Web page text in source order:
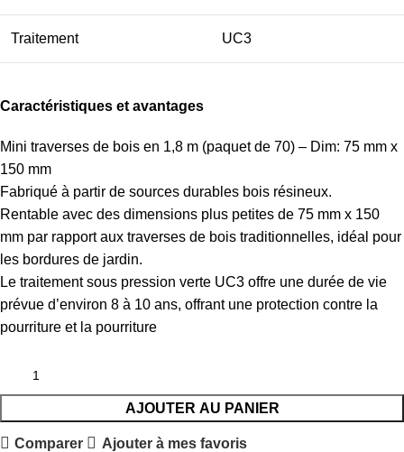
Traitement UC3
Caractéristiques et avantages
Mini traverses de bois en 1,8 m (paquet de 70) – Dim: 75 mm x
150 mm
Fabriqué à partir de sources durables bois résineux.
Rentable avec des dimensions plus petites de 75 mm x 150
mm par rapport aux traverses de bois traditionnelles, idéal pour
les bordures de jardin.
Le traitement sous pression verte UC3 offre une durée de vie
prévue d’environ 8 à 10 ans, offrant une protection contre la
pourriture et la pourriture
AJOUTER AU PANIER
Comparer Ajouter à mes favoris